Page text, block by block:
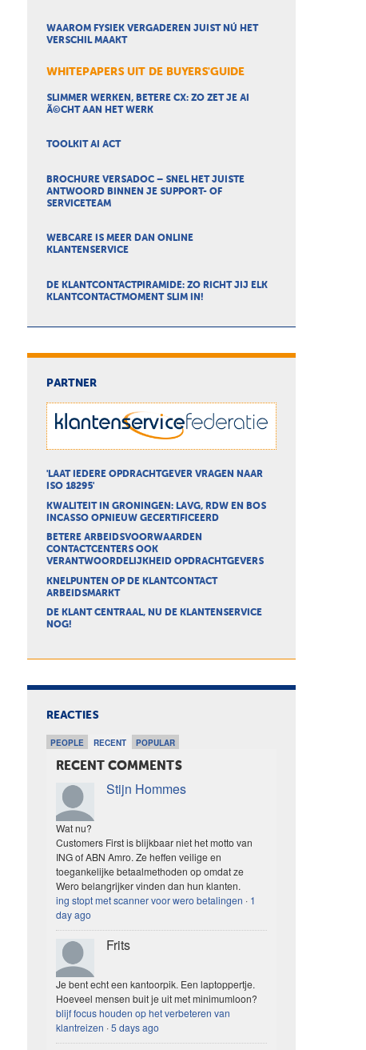
WAAROM FYSIEK VERGADEREN JUIST NÚ HET
VERSCHIL MAAKT
WHITEPAPERS UIT DE BUYERS'GUIDE
SLIMMER WERKEN, BETERE CX: ZO ZET JE AI
Ã©CHT AAN HET WERK
TOOLKIT AI ACT
BROCHURE VERSADOC – SNEL HET JUISTE
ANTWOORD BINNEN JE SUPPORT- OF
SERVICETEAM
WEBCARE IS MEER DAN ONLINE
KLANTENSERVICE
DE KLANTCONTACTPIRAMIDE: ZO RICHT JIJ ELK
KLANTCONTACTMOMENT SLIM IN!
PARTNER
'LAAT IEDERE OPDRACHTGEVER VRAGEN NAAR
ISO 18295'
KWALITEIT IN GRONINGEN: LAVG, RDW EN BOS
INCASSO OPNIEUW GECERTIFICEERD
BETERE ARBEIDSVOORWAARDEN
CONTACTCENTERS OOK
VERANTWOORDELIJKHEID OPDRACHTGEVERS
KNELPUNTEN OP DE KLANTCONTACT
ARBEIDSMARKT
DE KLANT CENTRAAL, NU DE KLANTENSERVICE
NOG!
REACTIES
PEOPLE RECENT POPULAR
RECENT COMMENTS
Stijn Hommes
Wat nu?
Customers First is blijkbaar niet het motto van
ING of ABN Amro. Ze heffen veilige en
toegankelijke betaalmethoden op omdat ze
Wero belangrijker vinden dan hun klanten.
ing stopt met scanner voor wero betalingen · 1
day ago
Frits
Je bent echt een kantoorpik. Een laptoppertje.
Hoeveel mensen buit je uit met minimumloon?
blijf focus houden op het verbeteren van
klantreizen ·5 days ago